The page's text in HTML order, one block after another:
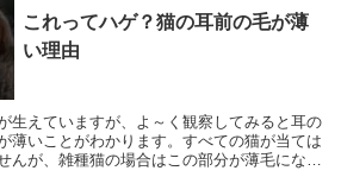
これってハゲ？猫の耳前の毛が薄
い理由
生えていますが、よ～く観察してみると耳の
薄いことがわかります。すべての猫が当ては
んが、雑種猫の場合はこの部分が薄毛になっ